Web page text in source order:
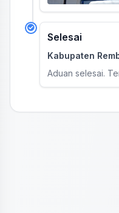
Selesai
Kabupaten
Aduan selesai.